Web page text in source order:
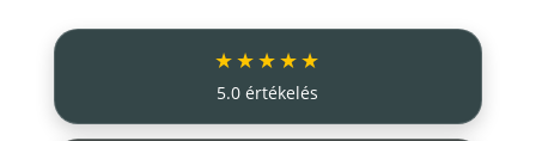
★★★★★
5.0 értékelés